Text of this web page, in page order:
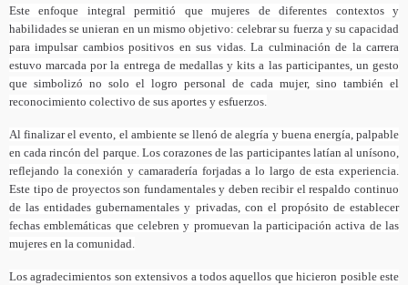
Este enfoque integral permitió que mujeres de diferentes contextos y
habilidades se unieran en un mismo objetivo: celebrar su fuerza y su capacidad
para impulsar cambios positivos en sus vidas. La culminación de la carrera
estuvo marcada por la entrega de medallas y kits a las participantes, un gesto
que simbolizó no solo el logro personal de cada mujer, sino también el
reconocimiento colectivo de sus aportes y esfuerzos.
Al finalizar el evento, el ambiente se llenó de alegría y buena energía, palpable
en cada rincón del parque. Los corazones de las participantes latían al unísono,
reflejando la conexión y camaradería forjadas a lo largo de esta experiencia.
Este tipo de proyectos son fundamentales y deben recibir el respaldo continuo
de las entidades gubernamentales y privadas, con el propósito de establecer
fechas emblemáticas que celebren y promuevan la participación activa de las
mujeres en la comunidad.
Los agradecimientos son extensivos a todos aquellos que hicieron posible este